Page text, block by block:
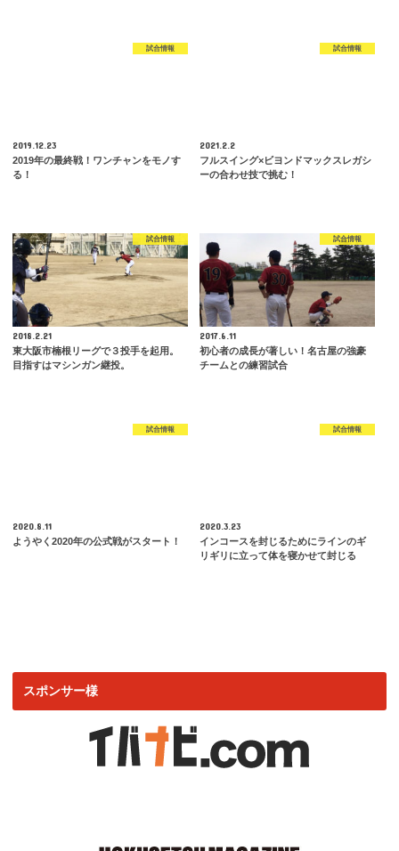
試合情報
2019.12.23
2019年の最終戦！ワンチャンをモノす
る！
試合情報
2021.2.2
フルスイング×ビヨンドマックスレガシ
ーの合わせ技で挑む！
試合情報
2018.2.21
東大阪市楠根リーグで３投手を起用。
目指すはマシンガン継投。
試合情報
2017.6.11
初心者の成長が著しい！名古屋の強豪
チームとの練習試合
試合情報
2020.8.11
ようやく2020年の公式戦がスタート！
試合情報
2020.3.23
インコースを封じるためにラインのギ
リギリに立って体を寝かせて封じる
スポンサー様